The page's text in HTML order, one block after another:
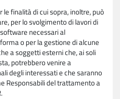
le finalità di cui sopra, inoltre, può
per lo svolgimento di lavori di
necessari al
o per la gestione di alcune
a soggetti esterni che, ai soli
potrebbero venire a
degli interessati e che saranno
Responsabili del trattamento a